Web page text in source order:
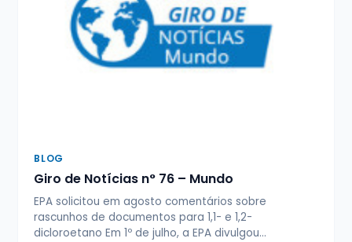
BLOG
Giro de Notícias n° 76 – Mundo
EPA solicitou em agosto comentários sobre
rascunhos de documentos para 1,1- e 1,2-
dicloroetano Em 1º de julho, a EPA divulgou…